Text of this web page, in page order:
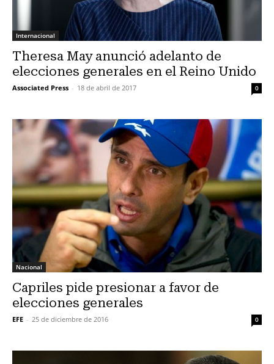
Internacional
Theresa May anunció adelanto de
elecciones generales en el Reino Unido
Associated Press - 18 de abril de 2017 0
Nacional
Capriles pide presionar a favor de
elecciones generales
EFE - 25 de diciembre de 2016 0